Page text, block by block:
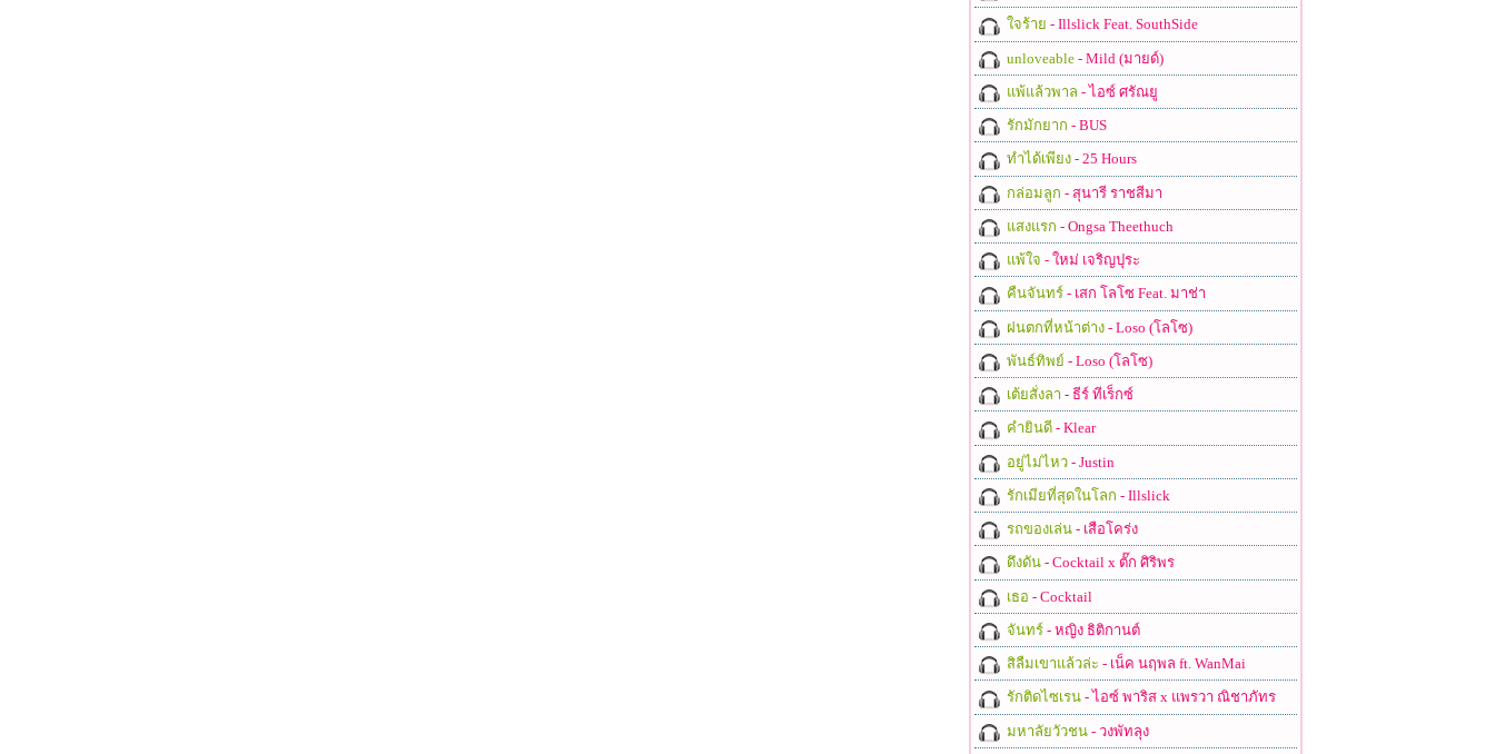
ใจร้าย - Illslick Feat. SouthSide
unloveable- Mild (มายด์)
แพ้แล้วพาล - ไอซ์ ศรัณยู
รักมักยาก - BUS
ทำได้เพียง- 25 Hours
กล่อมลูก - สุนารี ราชสีมา
แสงแรก - Ongsa Theethuch
แพ้ใจ - ใหม่ เจริญปุระ
คืนจันทร์- เสก โลโซ Feat. มาช่า
ฝนตกที่หน้าต่าง- Loso (โลโซ)
พันธ์ทิพย์ - Loso (โลโซ)
เต้ยสั่งลา - ธีร์ ทีเร็กซ์
คำยินดี- Klear
อยู่ไม่ไหว- Justin
รักเมียที่สุดในโลก - Illslick
รถของเล่น- เสือโคร่ง
ดึงดัน- Cocktail x ตั๊ก ศิริพร
เธอ - Cocktail
จันทร์- หญิง ธิติกานต์
สิลืมเขาแล้วล่ะ - เน็ค นฤพล ft. WanMai
รักติดไซเรน- ไอซ์ พาริส x แพรวา ณิชาภัทร
มหาลัยวัวชน- วงพัทลุง